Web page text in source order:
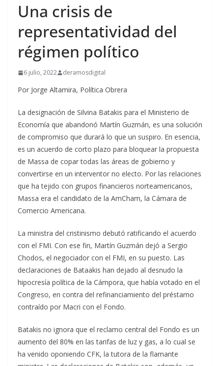
Una crisis de
representatividad del
régimen político
6 julio, 2022 deramosdigital
Por Jorge Altamira, Política Obrera
La designación de Silvina Batakis para el Ministerio de
Economía que abandonó Martín Guzmán, es una solución
de compromiso que durará lo que un suspiro. En esencia,
es un acuerdo de corto plazo para bloquear la propuesta
de Massa de copar todas las áreas de gobierno y
convertirse en un interventor no electo. Por las relaciones
que ha tejido con grupos financieros norteamericanos,
Massa era el candidato de la AmCham, la Cámara de
Comercio Americana.
La ministra del cristinismo debutó ratificando el acuerdo
con el FMI. Con ese fin, Martín Guzmán dejó a Sergio
Chodos, el negociador con el FMI, en su puesto. Las
declaraciones de Bataakis han dejado al desnudo la
hipocresía política de la Cámpora, que había votado en el
Congreso, en contra del refinanciamiento del préstamo
contraído por Macri con el Fondo.
Batakis no ignora que el reclamo central del Fondo es un
aumento del 80% en las tarifas de luz y gas, a lo cual se
ha venido oponiendo CFK, la tutora de la flamante